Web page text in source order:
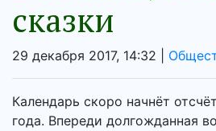
сказки
29 декабря 2017, 14:32 |
Календарь скоро начнёт
года. Впереди долгожданная